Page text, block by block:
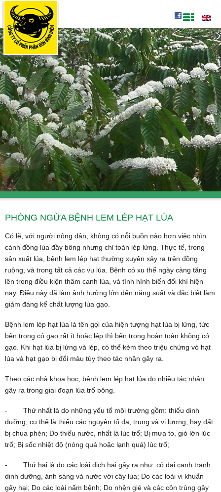
PHÒNG NGỪA BỆNH LEM LÉP HẠT LÚA
Có lẽ, với người nông dân, không có nỗi buồn nào hơn việc nhìn
cánh đồng lúa đầy bông nhưng chỉ toàn lép lửng. Thực tế, trong
sản xuất lúa, bệnh lem lép hạt thường xuyên xảy ra trên đồng
ruộng, và trong tất cả các vụ lúa. Bệnh có xu thế ngày càng tăng
lên trong điều kiện thâm canh lúa, và tình hình biến đổi khí hiện
nay. Điều này đã làm ảnh hưởng lớn đến năng suất và đặc biệt làm
giảm đáng kể chất lượng lúa gạo.
Bệnh lem lép hạt lúa là tên gọi của hiện tượng hạt lúa bị lửng, tức
bên trong có gạo rất ít hoặc lép thì bên trong hoàn toàn không có
gạo. Khi hạt lúa bị lửng và lép, có thể kèm theo triệu chứng vỏ hạt
lúa và hạt gạo bị đổi màu tùy theo tác nhân gây ra.
Theo các nhà khoa học, bệnh lem lép hạt lúa do nhiều tác nhân
gây ra trong giai đoạn lúa trổ bông.
- Thứ nhất là do những yếu tố môi trường gồm: thiếu dinh
dưỡng, cụ thể là thiếu các nguyên tố đa, trung và vi lượng, hay đất
bị chua phèn; Do thiếu nước, nhất là lúc trổ; Bị mưa to, gió lớn lúc
trổ; Bị sốc nhiệt độ (nóng quá hoặc lạnh quá) lúc trổ;
- Thứ hai là do các loài dịch hại gây ra như: cỏ dại cạnh tranh
dinh dưỡng, ánh sáng và nước với cây lúa; Do các loài vi khuẩn
gây hại; Do các loài nấm bệnh; Do nhện gié và các côn trùng gây